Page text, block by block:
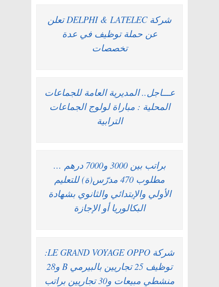
شركة DELPHI & LATELEC تعلن
عن حملة توظيف في عدة
تخصصات
عـــاجل.. المديرية العامة للجماعات
المحلية : مباراة لولوج الجماعات
الترابية
براتب بين 3000 و7000 درهم …
مطلوب 470 مدرّس(ة) للتعليم
الأولي والإبتدائي والثانوي بشهادة
البكالوريا أو الإجازة
شركة LE GRAND VOYAGE OPPO:
توظيف 25 تجاريين بالبيرمي B و28
منشطي مبيعات و30 تجاريين براتب